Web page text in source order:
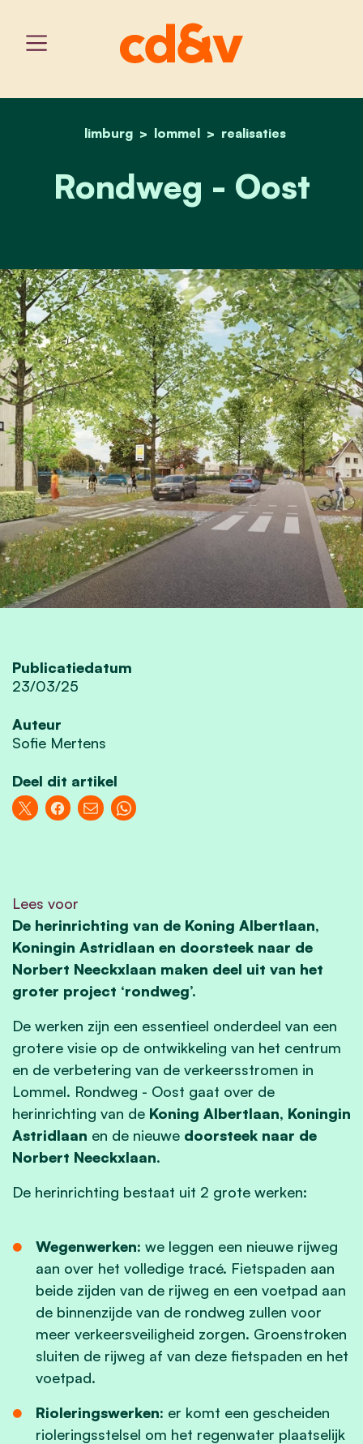
home
limburg lommel realisaties
rondweg - oost
Rondweg - Oost
Publicatiedatum
23/03/25
Auteur
Sofie Mertens
Deel dit artikel
Lees voor
De herinrichting van de Koning Albertlaan,
Koningin Astridlaan en doorsteek naar de
Norbert Neeckxlaan maken deel uit van het
groter project ‘rondweg’.
De werken zijn een essentieel onderdeel van een
grotere visie op de ontwikkeling van het centrum
en de verbetering van de verkeersstromen in
Lommel. Rondweg - Oost gaat over de
herinrichting van de Koning Albertlaan, Koningin
Astridlaan en de nieuwe doorsteek naar de
Norbert Neeckxlaan.
De herinrichting bestaat uit 2 grote werken:
Wegenwerken: we leggen een nieuwe rijweg
aan over het volledige tracé. Fietspaden aan
beide zijden van de rijweg en een voetpad aan
de binnenzijde van de rondweg zullen voor
meer verkeersveiligheid zorgen. Groenstroken
sluiten de rijweg af van deze fietspaden en het
voetpad.
Rioleringswerken: er komt een gescheiden
rioleringsstelsel om het regenwater plaatselijk